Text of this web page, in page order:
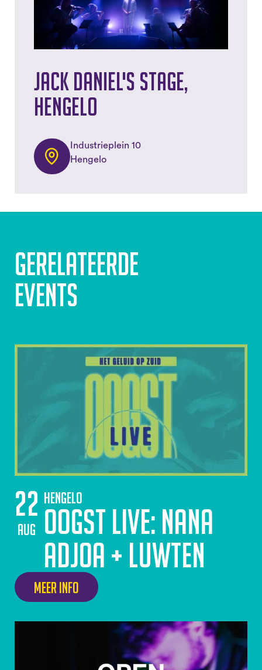
Jack Daniel's Stage,
Hengelo
Industrieplein 10
Hengelo
Gerelateerde
events
22
aug
Hengelo
Oogst Live: Nana
Adjoa + LUWTEN
Meer info